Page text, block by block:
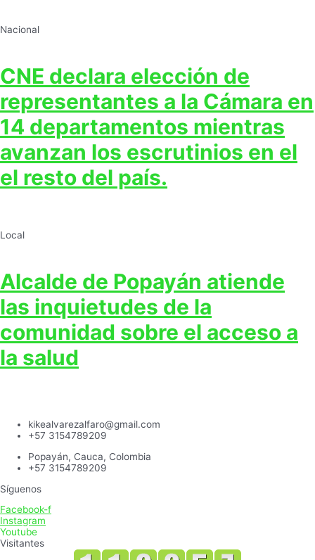
Nacional
CNE declara elección de
representantes a la Cámara en
14 departamentos mientras
avanzan los escrutinios en el
el resto del país.
Local
Alcalde de Popayán atiende
las inquietudes de la
comunidad sobre el acceso a
la salud
kikealvarezalfaro@gmail.com
+57 3154789209
Popayán, Cauca, Colombia
+57 3154789209
Síguenos
Facebook-f
Instagram
Youtube
Visitantes